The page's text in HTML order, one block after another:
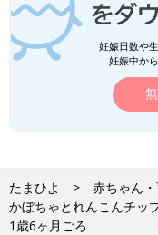
妊娠日数や
妊娠中か
たまひよ 赤ちゃん
かぼちゃとれんこんチッ
1歳6ヶ月ごろ